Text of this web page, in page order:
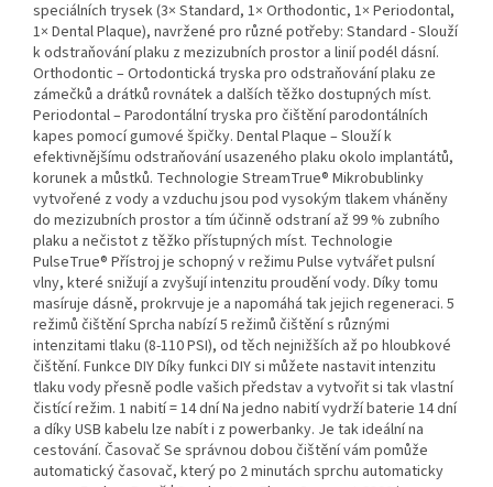
speciálních trysek (3× Standard, 1× Orthodontic, 1× Periodontal,
1× Dental Plaque), navržené pro různé potřeby: Standard - Slouží
k odstraňování plaku z mezizubních prostor a linií podél dásní.
Orthodontic – Ortodontická tryska pro odstraňování plaku ze
zámečků a drátků rovnátek a dalších těžko dostupných míst.
Periodontal – Parodontální tryska pro čištění parodontálních
kapes pomocí gumové špičky. Dental Plaque – Slouží k
efektivnějšímu odstraňování usazeného plaku okolo implantátů,
korunek a můstků. Technologie StreamTrue® Mikrobublinky
vytvořené z vody a vzduchu jsou pod vysokým tlakem vháněny
do mezizubních prostor a tím účinně odstraní až 99 % zubního
plaku a nečistot z těžko přístupných míst. Technologie
PulseTrue® Přístroj je schopný v režimu Pulse vytvářet pulsní
vlny, které snižují a zvyšují intenzitu proudění vody. Díky tomu
masíruje dásně, prokrvuje je a napomáhá tak jejich regeneraci. 5
režimů čištění Sprcha nabízí 5 režimů čištění s různými
intenzitami tlaku (8-110 PSI), od těch nejnižších až po hloubkové
čištění. Funkce DIY Díky funkci DIY si můžete nastavit intenzitu
tlaku vody přesně podle vašich představ a vytvořit si tak vlastní
čistící režim. 1 nabití = 14 dní Na jedno nabití vydrží baterie 14 dní
a díky USB kabelu lze nabít i z powerbanky. Je tak ideální na
cestování. Časovač Se správnou dobou čištění vám pomůže
automatický časovač, který po 2 minutách sprchu automaticky